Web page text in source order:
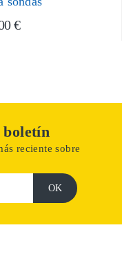
€
boletín
reciente sobre